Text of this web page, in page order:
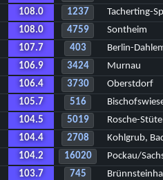
108.0
1237
Tacherting-
108.0
4759
Sontheim
107.7
403
Berlin-
106.9
3424
Murnau
106.4
3730
Oberstdorf
105.7
516
104.5
5019
Rosche-
104.4
2708
Kohlgrub,
104.2
16020
Pockau/
103.7
745